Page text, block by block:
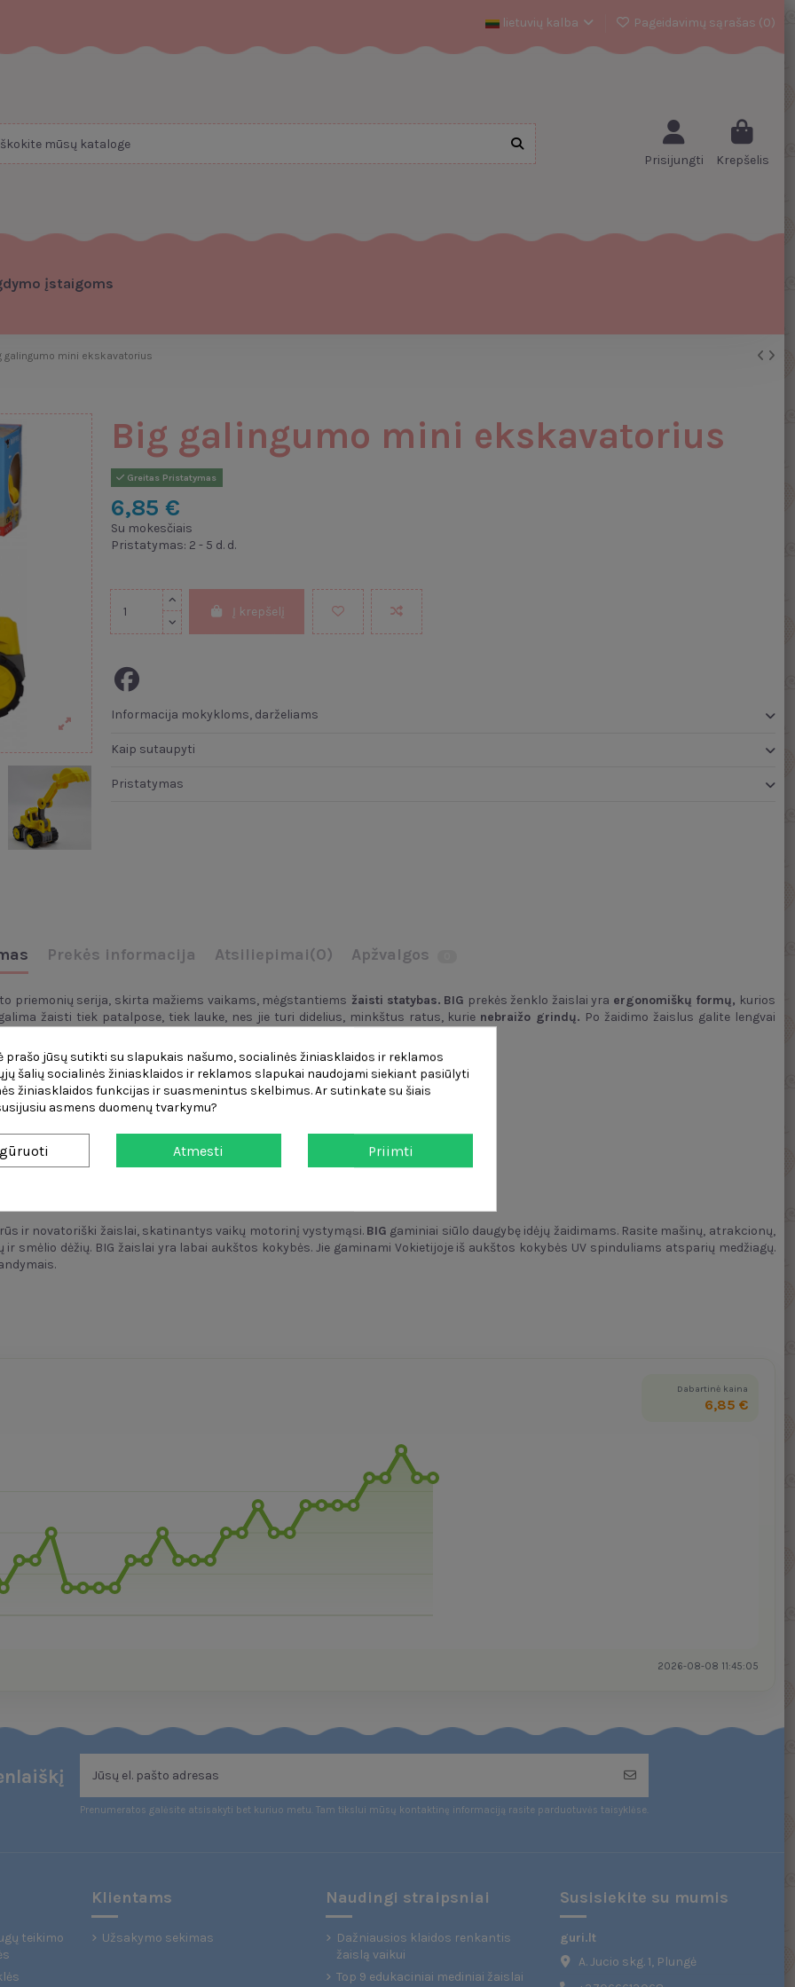
lietuvių kalba Pageidavimų sąrašas (0)
Prisijungti Krepšelis
įstaigoms
galingumo mini ekskavatorius
Big galingumo mini ekskavatorius
Greitas Pristatymas
6,85 €
Su mokesčiais
Pristatymas: 2 - 5 d. d.
Į krepšelį
Informacija mokykloms, darželiams
Kaip sutaupyti
Pristatymas
Prekės informacija Atsiliepimai(0) Apžvalgos
priemonių serija, skirta mažiems vaikams, mėgstantiems žaisti statybas. BIG prekės ženklo žaislai yra ergonomiškų formų, kurios
žaisti tiek patalpose, tiek lauke, nes jie turi didelius, minkštus ratus, kurie nebraižo grindų. Po žaidimo žaislus galite lengvai
medžiagų.
lauke.
tačiau nepalieka žymių ant grindų.
vandeniu.
ir novatoriški žaislai, skatinantys vaikų motorinį vystymąsi. BIG gaminiai siūlo daugybę idėjų žaidimams. Rasite mašinų, atrakcionų,
dėžių. BIG žaislai yra labai aukštos kokybės. Jie gaminami Vokietijoje iš aukštos kokybės UV spinduliams atsparių medžiagų.
Dabartinė kaina
6,85 €
2026-08-08 11:45:05
Prenumeratos galėsite atsisakyti bet kuriuo metu. Tam tikslui mūsų kontaktinę informaciją rasite parduotuvės taisyklėse.
teikimo
Klientams
Užsakymo sekimas
Naudingi straipsniai
Dažniausios klaidos renkantis
žaislą vaikui
Top 9 edukaciniai mediniai žaislai
Susisiekite su mumis
guri.lt
A. Jucio skg. 1, Plungė
prašo jūsų sutikti su slapukais našumo, socialinės žiniasklaidos ir reklamos
šalių socialinės žiniasklaidos ir reklamos slapukai naudojami siekiant pasiūlyti
žiniasklaidos funkcijas ir suasmenintus skelbimus. Ar sutinkate su šiais
asmens duomenų tvarkymu?
Atmesti Priimti